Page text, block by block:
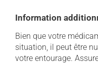
Information
Bien que votre
situation, il peut être
votre entourage.